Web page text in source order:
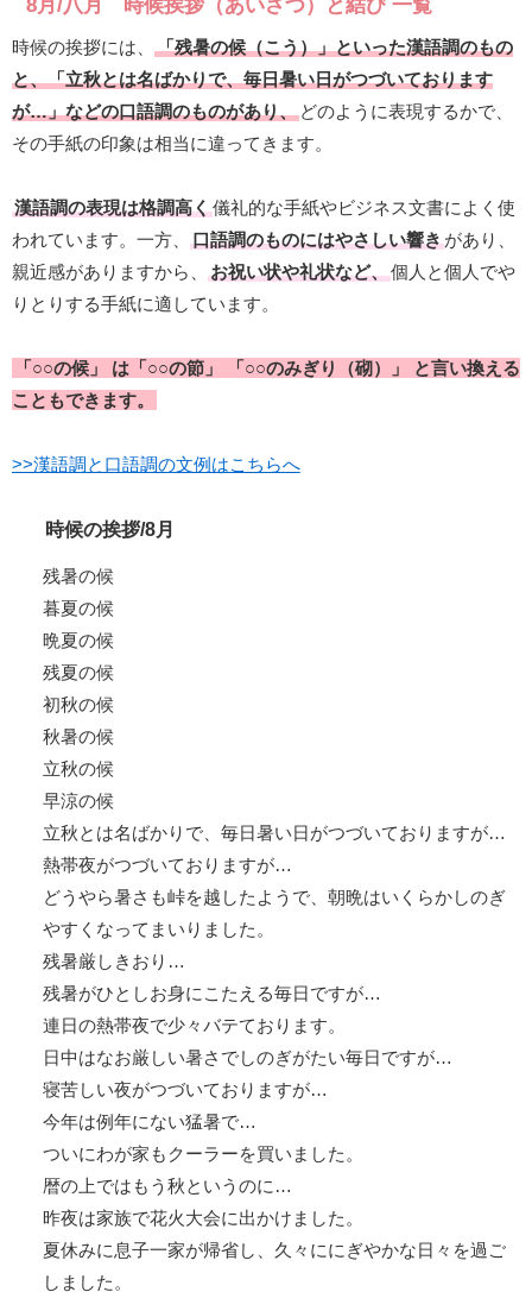
8月/八月 時候挨拶（あいさつ）と結び 一覧
時候の挨拶には、
「残暑の候（こう）」といった漢語調のもの
と、「立秋とは名ばかりで、毎日暑い日がつづいております
が…」などの口語調のものがあり、どのように表現するかで、
その手紙の印象は相当に違ってきます。
漢語調の表現は格調高く儀礼的な手紙やビジネス文書によく使
われています。一方、
口語調のものにはやさしい響きがあり、
親近感がありますから、
お祝い状や礼状など、個人と個人でや
りとりする手紙に適しています。
「○○の候」 は「○○の節」 「○○のみぎり（砌）」 と言い換える
こともできます。
>>漢語調と口語調の文例はこちらへ
時候の挨拶/8月
残暑の候
暮夏の候
晩夏の候
残夏の候
初秋の候
秋暑の候
立秋の候
早涼の候
立秋とは名ばかりで、毎日暑い日がつづいておりますが…
熱帯夜がつづいておりますが…
どうやら暑さも峠を越したようで、朝晩はいくらかしのぎ
やすくなってまいりました。
残暑厳しきおり…
残暑がひとしお身にこたえる毎日ですが…
連日の熱帯夜で少々バテております。
日中はなお厳しい暑さでしのぎがたい毎日ですが…
寝苦しい夜がつづいておりますが…
今年は例年にない猛暑で…
ついにわが家もクーラーを買いました。
暦の上ではもう秋というのに…
昨夜は家族で花火大会に出かけました。
夏休みに息子一家が帰省し、久々ににぎやかな日々を過ご
しました。